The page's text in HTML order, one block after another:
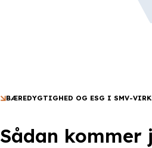
BÆREDYGTIGHED OG ESG I SMV-
Sådan kommer